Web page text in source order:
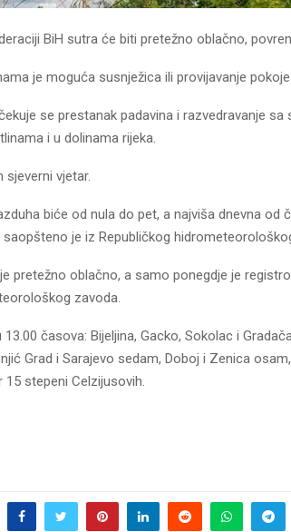
BiH sutra će biti pretežno oblačno,
je moguća susnježica ili provijavanje
se prestanak padavina i razvedravanje sa
i u dolinama rijeka.
sjeverni vjetar.
biće od nula do pet, a najviša dnevna od
saopšteno je iz Republičkog
pretežno oblačno, a samo ponegdje je
zavoda.
časova: Bijeljina, Gacko, Sokolac i
Grad i Sarajevo sedam, Doboj i Zenica
15 stepeni Celzijusovih.